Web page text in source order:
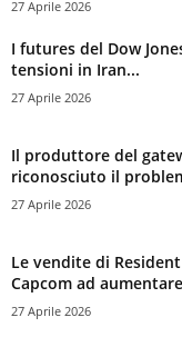
27 Aprile 2026
I futures del Dow
tensioni in Iran...
27 Aprile 2026
Il produttore del
riconosciuto il
27 Aprile 2026
Le vendite di
Capcom ad
27 Aprile 2026